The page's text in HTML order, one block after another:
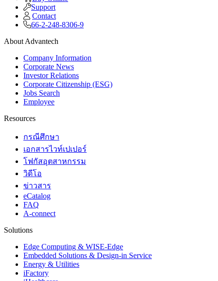
Support
Contact
66-2-248-8306-9
About Advantech
Company Information
Corporate News
Investor Relations
Corporate Citizenship (ESG)
Jobs Search
Employee
Resources
กรณีศึกษา
เอกสารไวท์เปเปอร์
โฟกัสอุตสาหกรรม
วิดีโอ
ข่าวสาร
eCatalog
FAQ
A-connect
Solutions
Edge Computing & WISE-Edge
Embedded Solutions & Design-in Service
Energy & Utilities
iFactory